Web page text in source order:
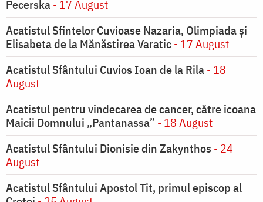
Pecerska- 17 August
Acatistul Sfintelor Cuvioase Nazaria, Olimpiada și
Elisabeta de la Mănăstirea Varatic- 17 August
Acatistul Sfântului Cuvios Ioan de la Rila- 18
August
Acatistul pentru vindecarea de cancer, către icoana
Maicii Domnului „Pantanassa” - 18 August
Acatistul Sfântului Dionisie din Zakynthos - 24
August
Acatistul Sfântului Apostol Tit, primul episcop al